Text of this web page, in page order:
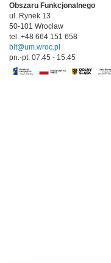
Obszaru Funkcjonalnego
ul. Rynek 13
50-101 Wrocław
tel. +48 664 151 658
bit@um.wroc.pl
pn.-pt. 07.45 - 15.45